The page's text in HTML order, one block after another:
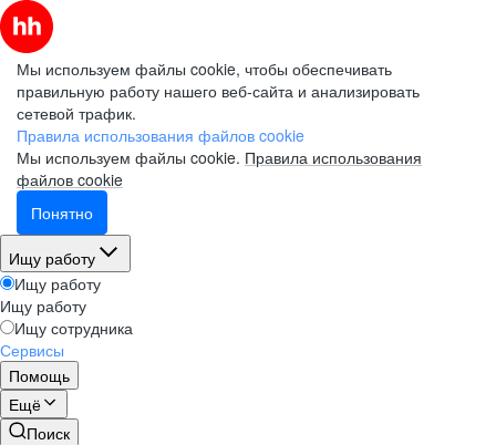
Мы используем файлы cookie, чтобы обеспечивать
правильную работу нашего веб-сайта и анализировать
сетевой трафик.
Правила использования файлов cookie
Мы используем файлы cookie. Правила использования
файлов cookie
Понятно
Ищу работу
Ищу работу
Ищу работу
Ищу сотрудника
Сервисы
Помощь
Ещё
Поиск